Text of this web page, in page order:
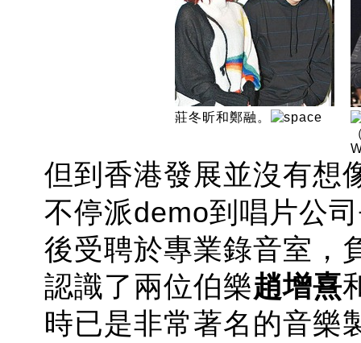
莊冬昕和鄭融。
但到香港發展並沒有想
不停派demo到唱片公
後受聘於專業錄音室，
認識了兩位伯樂趙增熹
時已是非常著名的音樂